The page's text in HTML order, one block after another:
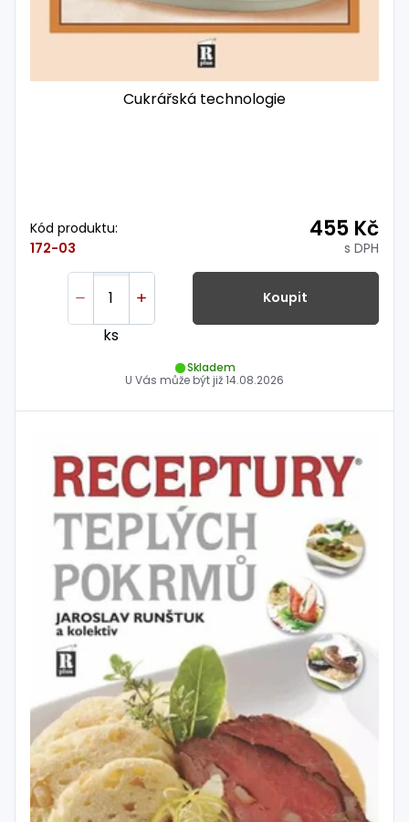
Cukrářská technologie
Kód produktu:
172-03
455 Kč
s DPH
ks
Koupit
Skladem
U Vás může být již14.08.2026